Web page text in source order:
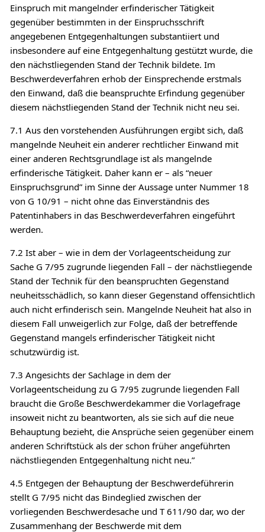
Einspruch mit mangelnder erfinderischer Tätigkeit
gegenüber bestimmten in der Einspruchsschrift
angegebenen Entgegenhaltungen substantiiert und
insbesondere auf eine Entgegenhaltung gestützt wurde, die
den nächstliegenden Stand der Technik bildete. Im
Beschwerdeverfahren erhob der Einsprechende erstmals
den Einwand, daß die beanspruchte Erfindung gegenüber
diesem nächstliegenden Stand der Technik nicht neu sei.
7.1 Aus den vorstehenden Ausführungen ergibt sich, daß
mangelnde Neuheit ein anderer rechtlicher Einwand mit
einer anderen Rechtsgrundlage ist als mangelnde
erfinderische Tätigkeit. Daher kann er – als “neuer
Einspruchsgrund” im Sinne der Aussage unter Nummer 18
von G 10/91 – nicht ohne das Einverständnis des
Patentinhabers in das Beschwerdeverfahren eingeführt
werden.
7.2 Ist aber – wie in dem der Vorlageentscheidung zur
Sache G 7/95 zugrunde liegenden Fall – der nächstliegende
Stand der Technik für den beanspruchten Gegenstand
neuheitsschädlich, so kann dieser Gegenstand offensichtlich
auch nicht erfinderisch sein. Mangelnde Neuheit hat also in
diesem Fall unweigerlich zur Folge, daß der betreffende
Gegenstand mangels erfinderischer Tätigkeit nicht
schutzwürdig ist.
7.3 Angesichts der Sachlage in dem der
Vorlageentscheidung zu G 7/95 zugrunde liegenden Fall
braucht die Große Beschwerdekammer die Vorlagefrage
insoweit nicht zu beantworten, als sie sich auf die neue
Behauptung bezieht, die Ansprüche seien gegenüber einem
anderen Schriftstück als der schon früher angeführten
nächstliegenden Entgegenhaltung nicht neu.”
4.5 Entgegen der Behauptung der Beschwerdeführerin
stellt G 7/95 nicht das Bindeglied zwischen der
vorliegenden Beschwerdesache und T 611/90 dar, wo der
Zusammenhang der Beschwerde mit dem